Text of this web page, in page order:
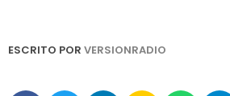
ESCRITO POR VERSIONRADIO